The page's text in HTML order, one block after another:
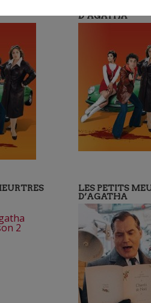
D’AGATHA
LES PETITS
D’AGATHA